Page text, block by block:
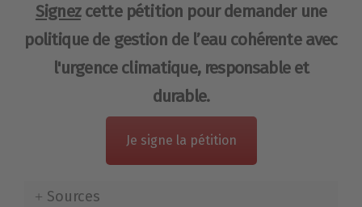
Signezcette pétition pour demander une
politique de gestion de l’eau cohérente avec
l'urgence climatique, responsable et
durable.
Je signe la pétition
Sources